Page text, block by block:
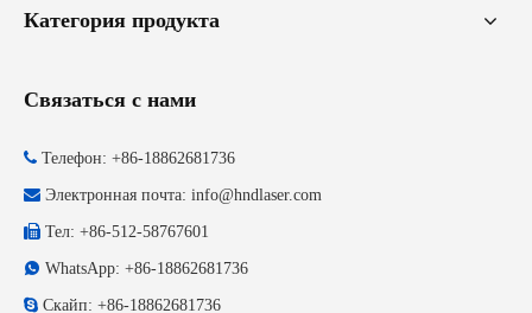
Категория продукта
Связаться с нами
 Телефон: +86-18862681736
 Электронная почта: info@hndlaser.com
 Тел: +86-512-58767601
 WhatsApp: +86-18862681736
 Скайп: +86-18862681736